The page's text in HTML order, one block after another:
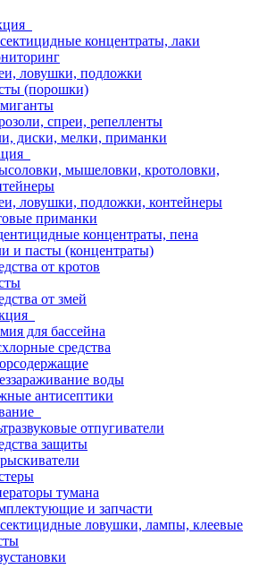
концентраты, лаки
ловушки, подложки
(порошки)
спреи, репелленты
диски, мелки, приманки
мышеловки, кротоловки,
ловушки, подложки, контейнеры
приманки
концентраты, пена
и пасты (концентраты)
от кротов
от змей
для бассейна
средства
воды
антисептики
отпугиватели
защиты
тумана
и запчасти
ловушки, лампы, клеевые